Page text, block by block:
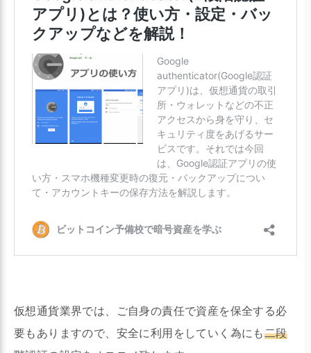
仮想通貨業界では、ご自身の責任で資産を保全する必
要もありますので、安全に利用をしていく為にも二段